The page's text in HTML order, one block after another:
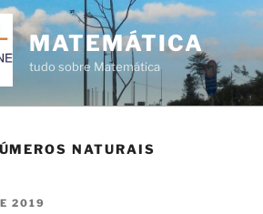
MATEMÁTICA
tudo sobre Matemática
NATURAIS
2019